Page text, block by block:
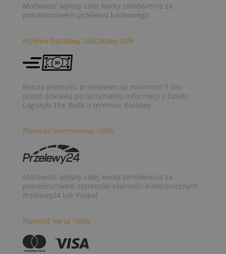
Możliwość wpłaty całej kwoty zamówienia za
pośrednictwem przelewu bankowego
Przelew bankowy zaliczkowy 30%
Reszta płatności przelewem na minimum 5 dni
przed dostawą po otrzymaniu informacji z Działu
Logistyki The Beds o terminie dostawy
Płatnośc internetowa 100%
Możliwość wpłaty całej kwoty zamówienia za
pośrednictwem systemów płatności elektronicznych
Przelewy24 lub Paypal
Płatność kartą 100%